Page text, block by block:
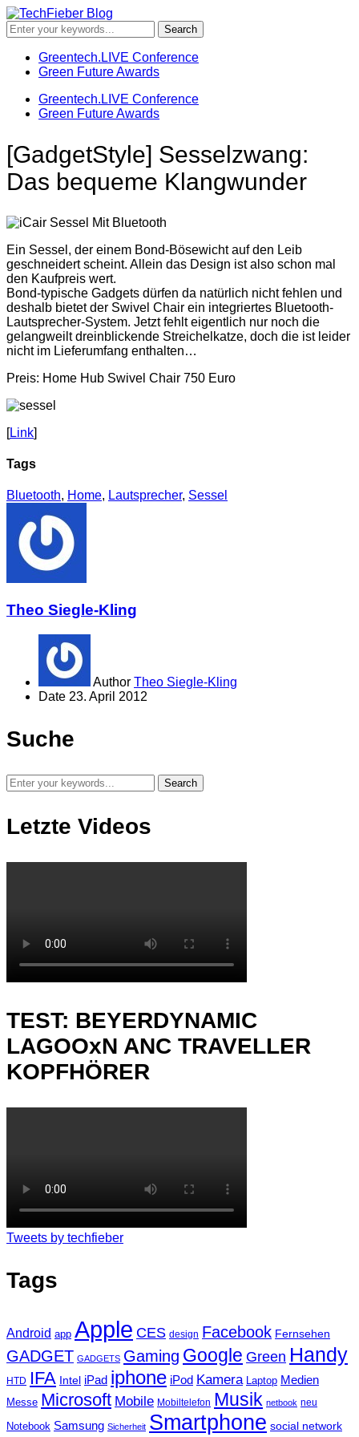
Greentech.LIVE Conference
Green Future Awards
Greentech.LIVE Conference
Green Future Awards
[GadgetStyle] Sesselzwang:
Das bequeme Klangwunder
Ein Sessel, der einem Bond-Bösewicht auf den Leib
geschneidert scheint. Allein das Design ist also schon mal
den Kaufpreis wert.
Bond-typische Gadgets dürfen da natürlich nicht fehlen und
deshalb bietet der Swivel Chair ein integriertes Bluetooth-
Lautsprecher-System. Jetzt fehlt eigentlich nur noch die
gelangweilt dreinblickende Streichelkatze, doch die ist leider
nicht im Lieferumfang enthalten…
Preis: Home Hub Swivel Chair 750 Euro
[Link]
Tags
Bluetooth, Home, Lautsprecher, Sessel
Theo Siegle-Kling
Author Theo Siegle-Kling
Date 23. April 2012
Suche
Letzte Videos
TEST: BEYERDYNAMIC
LAGOOxN ANC TRAVELLER
KOPFHÖRER
Tweets by techfieber
Tags
Android app Apple CES design Facebook Fernsehen
GADGET GADGETS Gaming Google Green Handy
HTD IFA Intel iPad iphone iPod Kamera Laptop Medien
Messe Microsoft Mobile Mobiltelefon Musik netbook neu
Notebook Samsung Sicherheit Smartphone social network